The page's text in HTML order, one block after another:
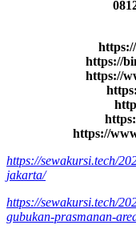
https://
https://
https://
https://sewakursi.tech/
jakarta/
https://sewakursi.tech/
gubukan-prasmanan-